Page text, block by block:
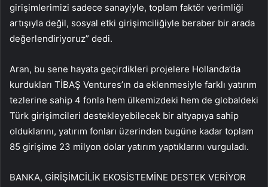
girişimlerimizi sadece sanayiyle, toplam faktör verimliği
artışıyla değil, sosyal etki girişimciliğiyle beraber bir arada
değerlendiriyoruz” dedi.
Aran, bu sene hayata geçirdikleri projelere Hollanda’da
kurdukları TİBAŞ Ventures’ın da eklenmesiyle farklı yatırım
tezlerine sahip 4 fonla hem ülkemizdeki hem de globaldeki
Türk girişimcileri destekleyebilecek bir altyapıya sahip
olduklarını, yatırım fonları üzerinden bugüne kadar toplam
85 girişime 23 milyon dolar yatırım yaptıklarını vurguladı.
BANKA, GİRİŞİMCİLİK EKOSİSTEMİNE DESTEK VERİYOR